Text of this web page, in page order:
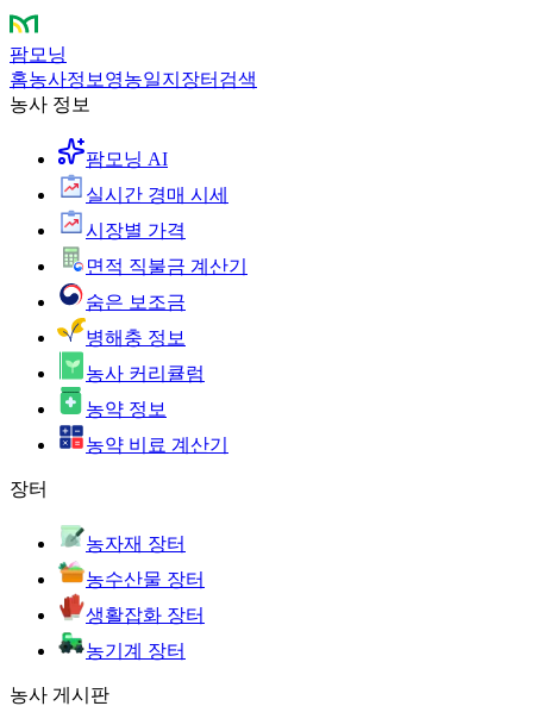
팜모닝
홈농사정보 영농일지 장터 검색
농사 정보
팜모닝 AI
실시간 경매 시세
시장별 가격
면적 직불금 계산기
숨은 보조금
병해충 정보
농사 커리큘럼
농약 정보
농약 비료 계산기
장터
농자재 장터
농수산물 장터
생활잡화 장터
농기계 장터
농사 게시판